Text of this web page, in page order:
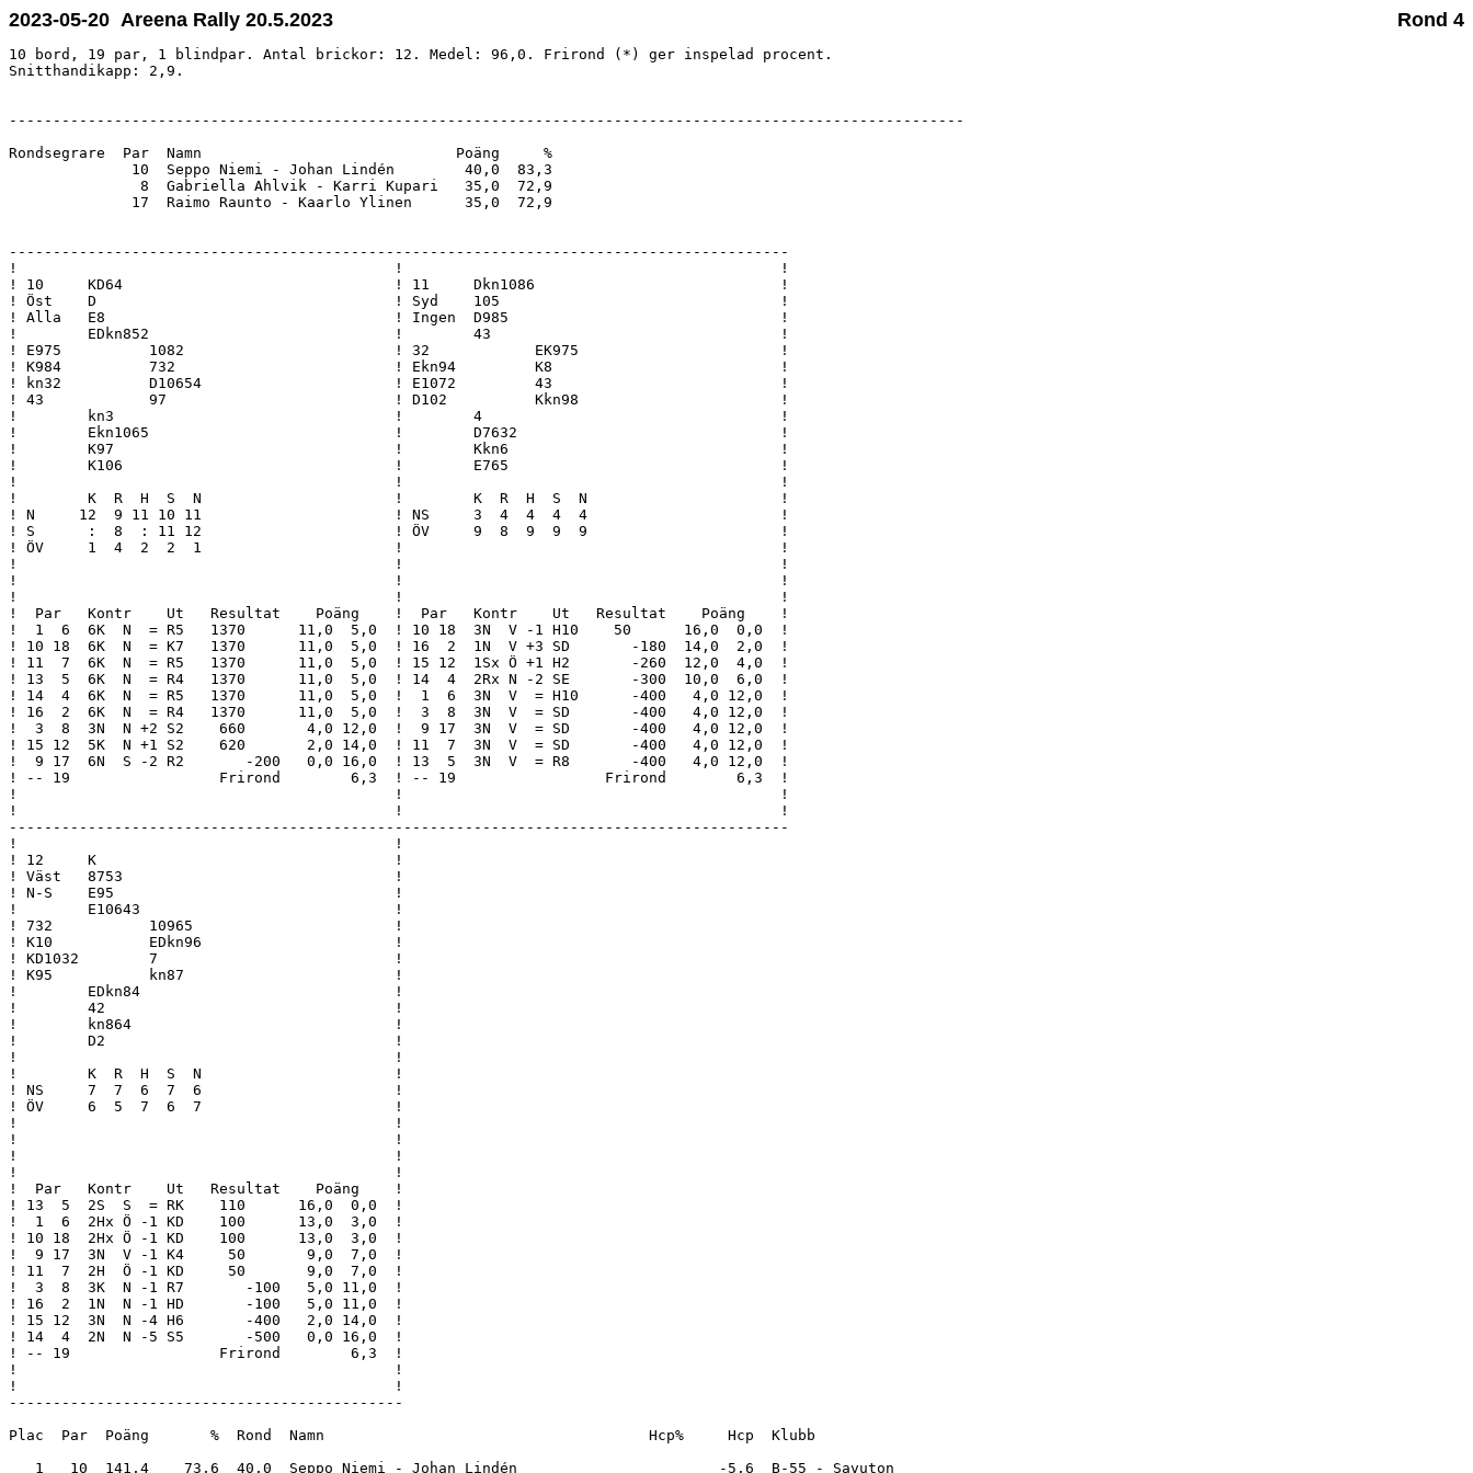
2023-05-20 Areena Rally 20.5.2023 Rond 4
10 bord, 19 par, 1 blindpar. Antal brickor: 12. Medel: 96,0. Frirond (*) ger inspelad procent.
Snitthandikapp: 2,9.
-------------------------------------------------------------------------------------------------------------
Rondsegrare  Par  Namn                             Poäng     %
              10  Seppo Niemi - Johan Lindén        40,0  83,3
               8  Gabriella Ahlvik - Karri Kupari   35,0  72,9
              17  Raimo Raunto - Kaarlo Ylinen      35,0  72,9
-----------------------------------------------------------------------------------------
!                                           !                                           !
! 10     KD64                               ! 11     Dkn1086                            !
! Öst    D                                  ! Syd    105                                !
! Alla   E8                                 ! Ingen  D985                               !
!        EDkn852                            !        43                                 !
! E975          1082                        ! 32            EK975                       !
! K984          732                         ! Ekn94         K8                          !
! kn32          D10654                      ! E1072         43                          !
! 43            97                          ! D102          Kkn98                       !
!        kn3                                !        4                                  !
!        Ekn1065                            !        D7632                              !
!        K97                                !        Kkn6                               !
!        K106                               !        E765                               !
!                                           !                                           !
!        K  R  H  S  N                      !        K  R  H  S  N                      !
! N     12  9 11 10 11                      ! NS     3  4  4  4  4                      !
! S      :  8  : 11 12                      ! ÖV     9  8  9  9  9                      !
! ÖV     1  4  2  2  1                      !                                           !
!                                           !                                           !
!                                           !                                           !
!                                           !                                           !
!  Par   Kontr    Ut   Resultat    Poäng    !  Par   Kontr    Ut   Resultat    Poäng    !
!  1  6  6K  N  = R5   1370      11,0  5,0  ! 10 18  3N  V -1 H10    50      16,0  0,0  !
! 10 18  6K  N  = K7   1370      11,0  5,0  ! 16  2  1N  V +3 SD       -180  14,0  2,0  !
! 11  7  6K  N  = R5   1370      11,0  5,0  ! 15 12  1Sx Ö +1 H2       -260  12,0  4,0  !
! 13  5  6K  N  = R4   1370      11,0  5,0  ! 14  4  2Rx N -2 SE       -300  10,0  6,0  !
! 14  4  6K  N  = R5   1370      11,0  5,0  !  1  6  3N  V  = H10      -400   4,0 12,0  !
! 16  2  6K  N  = R4   1370      11,0  5,0  !  3  8  3N  V  = SD       -400   4,0 12,0  !
!  3  8  3N  N +2 S2    660       4,0 12,0  !  9 17  3N  V  = SD       -400   4,0 12,0  !
! 15 12  5K  N +1 S2    620       2,0 14,0  ! 11  7  3N  V  = SD       -400   4,0 12,0  !
!  9 17  6N  S -2 R2       -200   0,0 16,0  ! 13  5  3N  V  = R8       -400   4,0 12,0  !
! -- 19                 Frirond        6,3  ! -- 19                 Frirond        6,3  !
!                                           !                                           !
!                                           !                                           !
-----------------------------------------------------------------------------------------
!                                           !
! 12     K                                  !
! Väst   8753                               !
! N-S    E95                                !
!        E10643                             !
! 732           10965                       !
! K10           EDkn96                      !
! KD1032        7                           !
! K95           kn87                        !
!        EDkn84                             !
!        42                                 !
!        kn864                              !
!        D2                                 !
!                                           !
!        K  R  H  S  N                      !
! NS     7  7  6  7  6                      !
! ÖV     6  5  7  6  7                      !
!                                           !
!                                           !
!                                           !
!                                           !
!  Par   Kontr    Ut   Resultat    Poäng    !
! 13  5  2S  S  = RK    110      16,0  0,0  !
!  1  6  2Hx Ö -1 KD    100      13,0  3,0  !
! 10 18  2Hx Ö -1 KD    100      13,0  3,0  !
!  9 17  3N  V -1 K4     50       9,0  7,0  !
! 11  7  2H  Ö -1 KD     50       9,0  7,0  !
!  3  8  3K  N -1 R7       -100   5,0 11,0  !
! 16  2  1N  N -1 HD       -100   5,0 11,0  !
! 15 12  3N  N -4 H6       -400   2,0 14,0  !
! 14  4  2N  N -5 S5       -500   0,0 16,0  !
! -- 19                 Frirond        6,3  !
!                                           !
!                                           !
---------------------------------------------
Plac  Par  Poäng       %  Rond  Namn                                     Hcp%     Hcp  Klubb
   1   10  141,4    73,6  40,0  Seppo Niemi - Johan Lindén                       -5,6  B-55 - Savuton